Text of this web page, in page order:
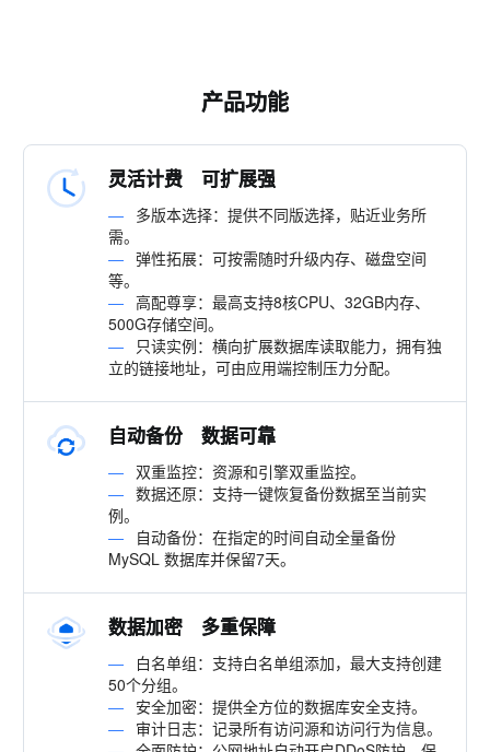
产品功能
灵活计费 可扩展强
— 多版本选择：提供不同版选择，贴近业务所
需。
— 弹性拓展：可按需随时升级内存、磁盘空间
等。
— 高配尊享：最高支持8核CPU、32GB内存、
500G存储空间。
—
只读实例：横向扩展数据库读取能力，拥有独
立的链接地址，可由应用端控制压力分配。
自动备份 数据可靠
— 双重监控：资源和引擎双重监控。
— 数据还原：支持一键恢复备份数据至当前实
例。
—
自动备份：在指定的时间自动全量备份
MySQL 数据库并保留7天。
数据加密 多重保障
—
白名单组：支持白名单组添加，最大支持创建
50个分组。
— 安全加密：提供全方位的数据库安全支持。
— 审计日志：记录所有访问源和访问行为信息。